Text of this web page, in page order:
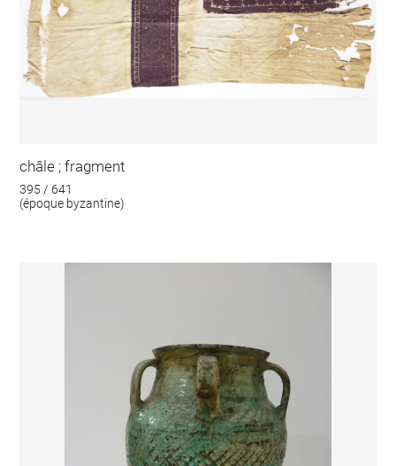
châle ; fragment
395 / 641
(époque byzantine)